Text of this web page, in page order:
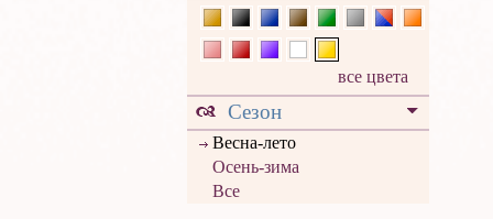
все цвета
Сезон
Весна-лето
Осень-зима
Все